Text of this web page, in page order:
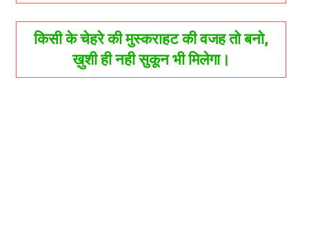
किसी के चेहरे की मुस्कराहट की वजह तो बनो,
ख़ुशी ही नही सुकून भी मिलेगा।